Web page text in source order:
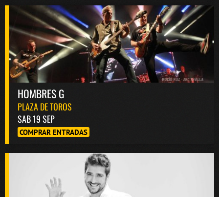
HOMBRES G
PLAZA DE TOROS
SAB 19 SEP
COMPRAR ENTRADAS